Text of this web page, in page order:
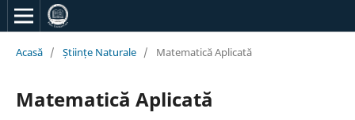
Acasă / Științe Naturale / Matematică Aplicată
Matematică Aplicată